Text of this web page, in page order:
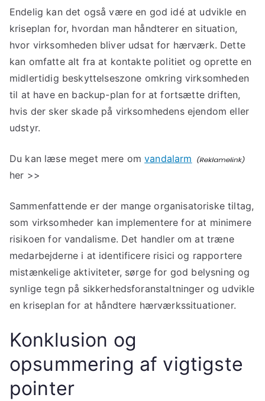
Endelig kan det også være en god idé at udvikle en
kriseplan for, hvordan man håndterer en situation,
hvor virksomheden bliver udsat for hærværk. Dette
kan omfatte alt fra at kontakte politiet og oprette en
midlertidig beskyttelseszone omkring virksomheden
til at have en backup-plan for at fortsætte driften,
hvis der sker skade på virksomhedens ejendom eller
udstyr.
Du kan læse meget mere omvandalarm
her >>
Sammenfattende er der mange organisatoriske tiltag,
som virksomheder kan implementere for at minimere
risikoen for vandalisme. Det handler om at træne
medarbejderne i at identificere risici og rapportere
mistænkelige aktiviteter, sørge for god belysning og
synlige tegn på sikkerhedsforanstaltninger og udvikle
en kriseplan for at håndtere hærværkssituationer.
Konklusion og
opsummering af vigtigste
pointer